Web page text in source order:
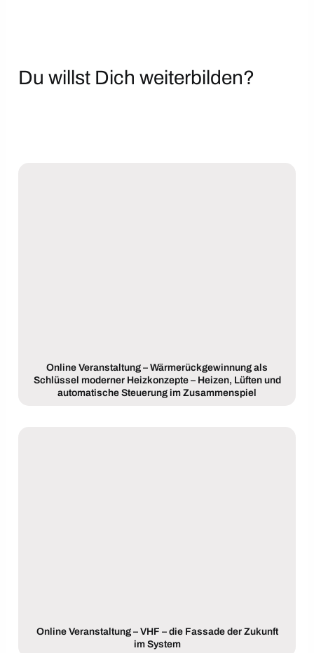
Du willst Dich weiterbilden?
Online Veranstaltung – Wärmerückgewinnung als
Schlüssel moderner Heizkonzepte – Heizen, Lüften und
automatische Steuerung im Zusammenspiel
Online Veranstaltung – VHF – die Fassade der Zukunft
im System